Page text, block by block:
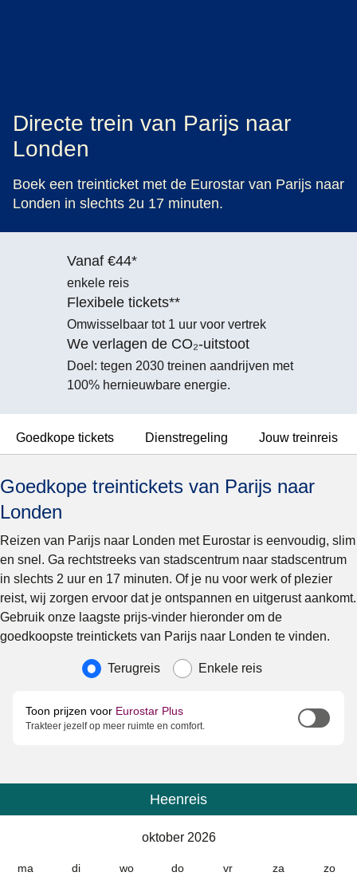
Directe trein van Parijs naar
Londen
Boek een treinticket met de Eurostar van Parijs naar
Londen in slechts 2u 17 minuten.
Vanaf €44*
enkele reis
Flexibele tickets**
Omwisselbaar tot 1 uur voor vertrek
We verlagen de CO₂-uitstoot
Doel: tegen 2030 treinen aandrijven met
100% hernieuwbare energie.
Goedkope tickets Dienstregeling Jouw treinreis
Goedkope treintickets van Parijs naar
Londen
Reizen van Parijs naar Londen met Eurostar is eenvoudig, slim
en snel. Ga rechtstreeks van stadscentrum naar stadscentrum
in slechts 2 uur en 17 minuten. Of je nu voor werk of plezier
reist, wij zorgen ervoor dat je ontspannen en uitgerust aankomt.
Gebruik onze laagste prijs-vinder hieronder om de
goedkoopste treintickets van Parijs naar Londen te vinden.
Soort reisTerugreis Enkele reis
Toon prijzen voor Eurostar Plus
Trakteer jezelf op meer ruimte en comfort.
Kalender
Heenreis
oktober 2026
ma di wo do vr za zo